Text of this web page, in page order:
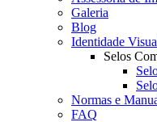
Galeria
Blog
Identidade
Selos
Normas e
FAQ